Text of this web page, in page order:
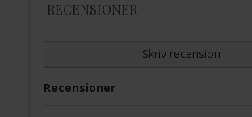
RECENSIONER
Skriv recension
Recensioner